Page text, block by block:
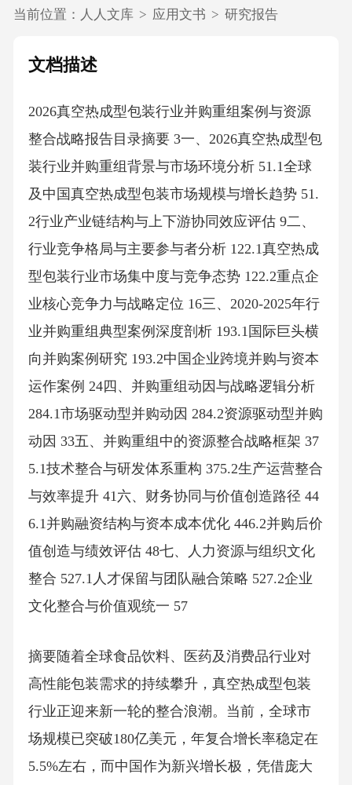
当前位置： 人人文库 > 应用文书 > 研究报告
文档描述
2026真空热成型包装行业并购重组案例与资源
整合战略报告目录摘要 3一、2026真空热成型包
装行业并购重组背景与市场环境分析 51.1全球
及中国真空热成型包装市场规模与增长趋势 51.
2行业产业链结构与上下游协同效应评估 9二、
行业竞争格局与主要参与者分析 122.1真空热成
型包装行业市场集中度与竞争态势 122.2重点企
业核心竞争力与战略定位 16三、2020-2025年行
业并购重组典型案例深度剖析 193.1国际巨头横
向并购案例研究 193.2中国企业跨境并购与资本
运作案例 24四、并购重组动因与战略逻辑分析
284.1市场驱动型并购动因 284.2资源驱动型并购
动因 33五、并购重组中的资源整合战略框架 37
5.1技术整合与研发体系重构 375.2生产运营整合
与效率提升 41六、财务协同与价值创造路径 44
6.1并购融资结构与资本成本优化 446.2并购后价
值创造与绩效评估 48七、人力资源与组织文化
整合 527.1人才保留与团队融合策略 527.2企业
文化整合与价值观统一 57
摘要随着全球食品饮料、医药及消费品行业对
高性能包装需求的持续攀升，真空热成型包装
行业正迎来新一轮的整合浪潮。当前，全球市
场规模已突破180亿美元，年复合增长率稳定在
5.5%左右，而中国作为新兴增长极，凭借庞大